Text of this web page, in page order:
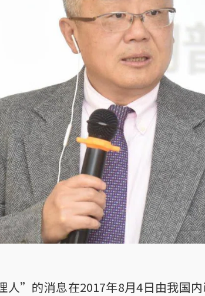
”的消息在2017年8月4日由我国